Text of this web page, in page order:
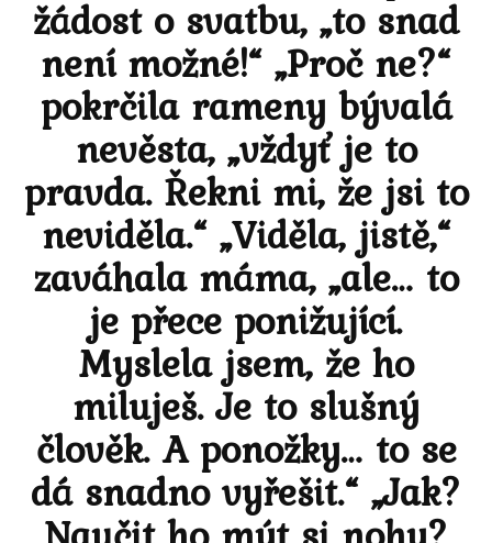
žádost o svatbu, „to snad
není možné!“ „Proč ne?“
pokrčila rameny bývalá
nevěsta, „vždyť je to
pravda. Řekni mi, že jsi to
neviděla.“ „Viděla, jistě,“
zaváhala máma, „ale… to
je přece ponižující.
Myslela jsem, že ho
miluješ. Je to slušný
člověk. A ponožky… to se
dá snadno vyřešit.“ „Jak?